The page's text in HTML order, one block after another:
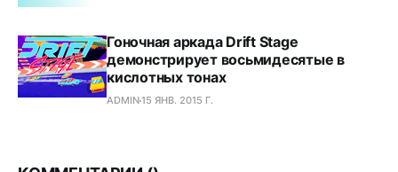
Гоночная аркада Drift Stage
демонстрирует восьмидесятые в
кислотных тонах
ADMIN15 ЯНВ. 2015 Г.